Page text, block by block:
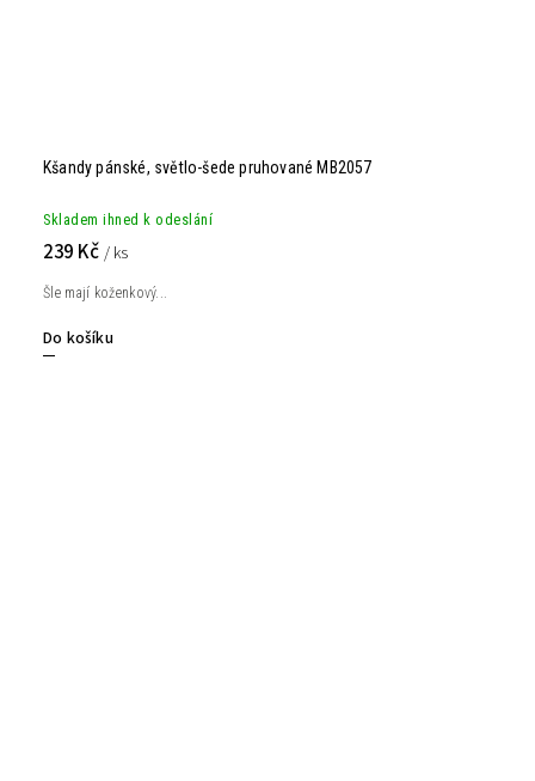
Kšandy pánské, světlo-šede pruhované MB2057
Skladem ihned k odeslání
239 Kč / ks
Do košíku
Šle mají koženkový...